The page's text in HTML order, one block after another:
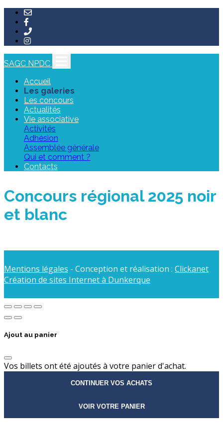
SAGC NPDC
Accueil
Les galeries
Les concours
Actualités
Vie associative
Activités
Adhésion
Assemblée générale
Qui et comment ?
Contacts
Concours régional 2025 noir
et blanc
Mentions légales - Conception et réalisation : Clickanet
Création de sites Internet à Dunkerque
Ajout au panier
Vos billets ont été ajoutés à votre panier d'achat.
CONTINUER VOS ACHATS
VOIR VOTRE PANIER